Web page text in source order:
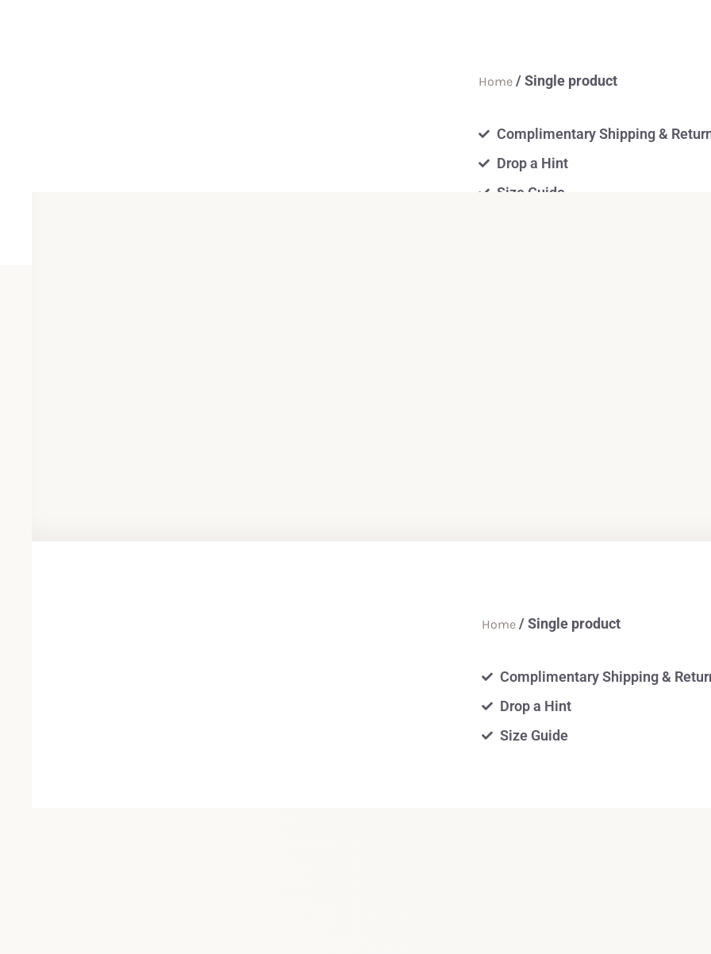
Home / Single product
Complimentary Shipping &
Drop a Hint
Size Guide
Home / Single product
Complimentary Shipping &
Drop a Hint
Size Guide